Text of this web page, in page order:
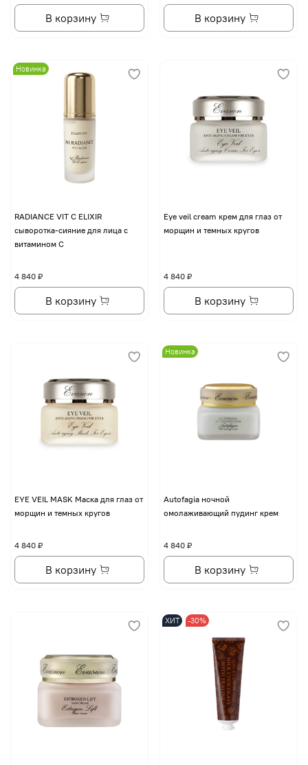
В корзину В корзину
Новинка
RADIANCE VIT C ELIXIR
сыворотка-сияние для лица с
витамином С
4 840 ₽
В корзину
Eye veil cream крем для глаз от
морщин и темных кругов
4 840 ₽
В корзину
EYE VЕIL MASK Маска для глаз от
морщин и темных кругов
4 840 ₽
В корзину
Новинка
Autofagia ночной
омолаживающий пудинг крем
4 840 ₽
В корзину
ХИТ -30%